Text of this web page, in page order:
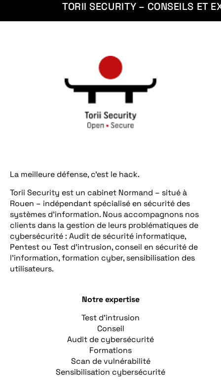
TORII SECURITY – CONSEILS ET
La meilleure défense, c’est le hack.
Torii Security est un cabinet Normand – situé à
Rouen – indépendant spécialisé en sécurité des
systèmes d’information. Nous accompagnons nos
clients dans la gestion de leurs problématiques de
cybersécurité : Audit de sécurité informatique,
Pentest ou Test d’intrusion, conseil en sécurité de
l’information, formation cyber, sensibilisation des
utilisateurs.
Notre expertise
Test d’intrusion
Conseil
Audit de cybersécurité
Formations
Scan de vulnérabilité
Sensibilisation cybersécurité